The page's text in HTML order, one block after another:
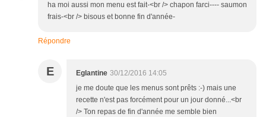
ha moi aussi mon menu est fait-<br /> chapon farci---- saumon
frais-<br /> bisous et bonne fin d'année-
Répondre
E Eglantine 30/12/2016 14:05
je me doute que les menus sont prêts :-) mais une
recette n'est pas forcément pour un jour donné...<br
/> Ton repas de fin d'année me semble bien